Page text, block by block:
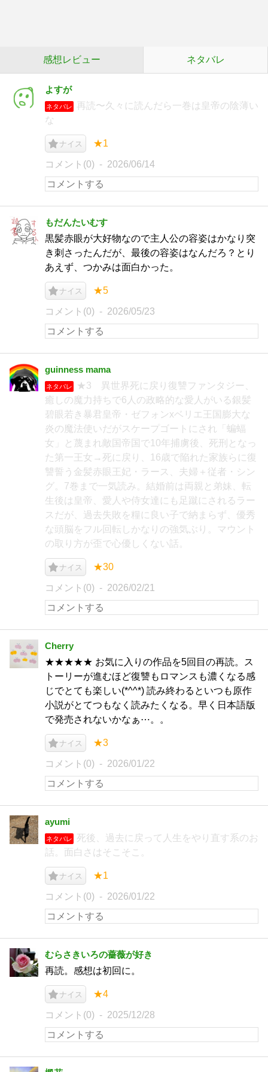
感想レビュー ネタバレ
よすが
ネタバレ
再読〜久々に読んだら一巻は皇帝の陰薄い
な
ナイス ★1
コメント(0) 2026/06/14
もだんたいむす
黒髪赤眼が大好物なので主人公の容姿はかなり突
き刺さったんだが、最後の容姿はなんだろ？とり
あえず、つかみは面白かった。
ナイス ★5
コメント(0) 2026/05/23
guinness mama
ネタバレ
★3 異世界死に戻り復讐ファンタジー、
癒しの魔力持ちで6人の政略的な愛人がいる銀髪
碧眼若き暴君皇帝・ゼフォンxベリエ王国膨大な
炎の魔法使いだがスケープゴートにされ「蝙蝠
女」と蔑まれ敵国帝国で10年捕虜後、死刑となっ
た第一王女→死に戻り、16歳で陥れた家族らに復
讐誓う金髪赤眼王妃・ラース、夫婦＋従者・シン
グ。7巻まで一気読み。結婚前は両親と弟妹、転
生後は皇帝、愛人や侍女達にも足蹴にされるラー
スだが、過去失敗を糧に良い子で納まらず、優秀
な頭脳をフル回転しかなりの強気ぶり。マウント
の取り方が歪で心優しくない話。
ナイス ★30
コメント(0) 2026/02/21
Cherry
★★★★★ お気に入りの作品を5回目の再読。ス
トーリーが進むほど復讐もロマンスも濃くなる感
じでとても楽しい(*^^*) 読み終わるといつも原作
小説がとてつもなく読みたくなる。早く日本語版
で発売されないかなぁ⋯。。
ナイス ★3
コメント(0) 2026/01/22
ayumi
ネタバレ
死後、過去に戻って人生をやり直す系のお
話。面白さはそこそこ。
ナイス ★1
コメント(0) 2026/01/22
むらさきいろの薔薇が好き
再読。感想は初回に。
ナイス ★4
コメント(0) 2025/12/28